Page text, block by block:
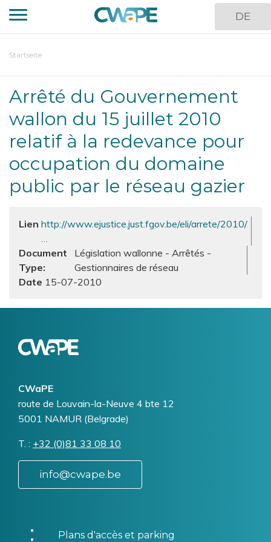
Direkt
zum
DE
You
here
Startseite
Arrêté du Gouvernement
wallon du 15 juillet 2010
relatif à la redevance pour
occupation du domaine
public par le réseau gazier
Lien http://www.ejustice.just.fgov.be/eli/arrete/2010/
…
Document
Type
Législation wallonne - Arrêtés -
Gestionnaires de réseau
15-07-2010
CWaPE
Addresse
route de Louvain-la-Neuve 4 bte 12
5001 NAMUR (Belgrade)
T. Téléphone
+32 (0)81 33 08 10
info@cwape.be
Plans d'accès et parking